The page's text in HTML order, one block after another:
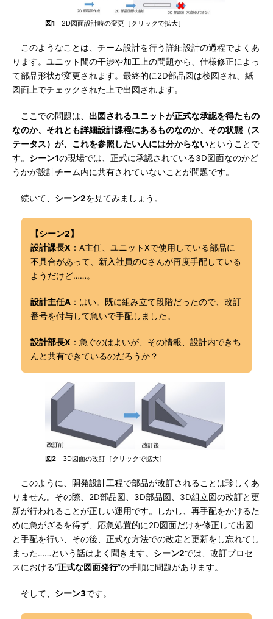
図1 2D図面設計時の変更［クリックで拡大］
このようなことは、チーム設計を行う詳細設計の過程でよくあ
ります。ユニット間の干渉や加工上の問題から、仕様修正によっ
て部品形状が変更されます。最終的に2D部品図は検図され、紙
図面上でチェックされた上で出図されます。
ここでの問題は、 出図されるユニットが正式な承認を得たもの
なのか、それとも詳細設計課程にあるものなのか、その状態（ス
テータス）が、これを参照したい人には分からないということで
す。 シーン1の現場では、正式に承認されている3D図面なのかど
うかが設計チーム内に共有されていないことが問題です。
続いて、 シーン2を見てみましょう。
【シーン2】
設計課長X ：A主任、ユニットXで使用している部品に
不具合があって、新入社員のCさんが再度手配している
ようだけど……。
設計主任A ：はい。既に組み立て段階だったので、改訂
番号を付与して急いで手配しました。
設計部長X ：急ぐのはよいが、その情報、設計内できち
んと共有できているのだろうか？
図2 3D図面の改訂［クリックで拡大］
このように、開発設計工程で部品が改訂されることは珍しくあ
りません。その際、2D部品図、3D部品図、3D組立図の改訂と更
新が行われることが正しい運用です。しかし、再手配をかけるた
めに急がざるを得ず、応急処置的に2D図面だけを修正して出図
と手配を行い、その後、正式な方法での改定と更新をし忘れてし
まった……という話はよく聞きます。 シーン2では、改訂プロセ
スにおける“正式な図面発行”の手順に問題があります。
そして、 シーン3です。